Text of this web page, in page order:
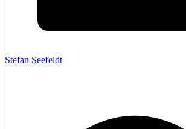
Stefan Seefeldt